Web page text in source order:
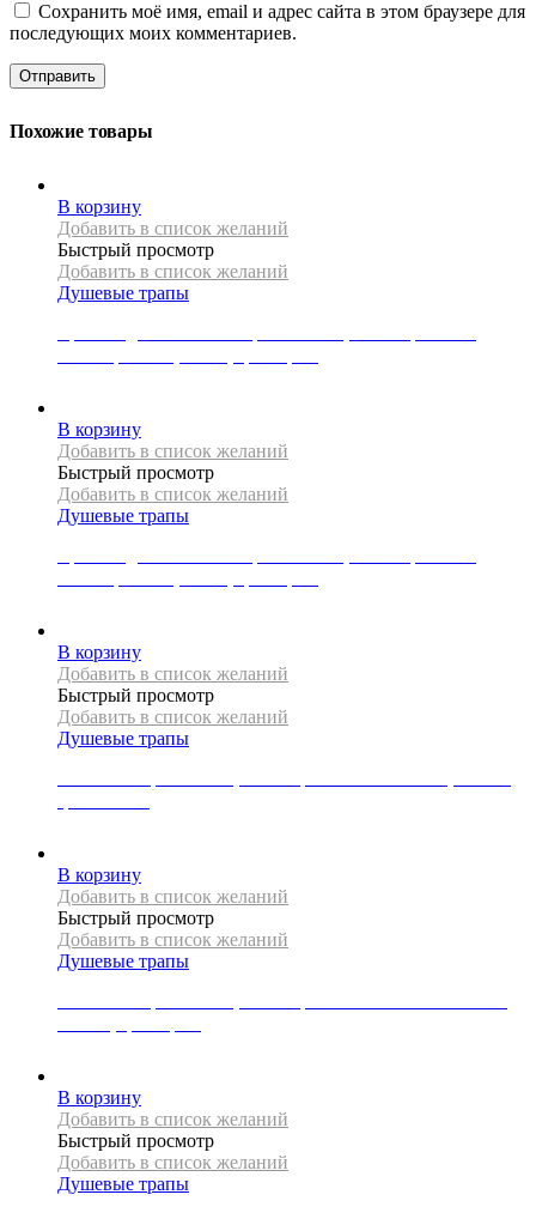
Сохранить моё имя, email и адрес сайта в этом браузере для
последующих моих комментариев.
Похожие товары
В корзину
Добавить в список желаний
Быстрый просмотр
Добавить в список желаний
Душевые трапы
В корзину
Добавить в список желаний
Быстрый просмотр
Добавить в список желаний
Душевые трапы
В корзину
Добавить в список желаний
Быстрый просмотр
Добавить в список желаний
Душевые трапы
В корзину
Добавить в список желаний
Быстрый просмотр
Добавить в список желаний
Душевые трапы
В корзину
Добавить в список желаний
Быстрый просмотр
Добавить в список желаний
Душевые трапы